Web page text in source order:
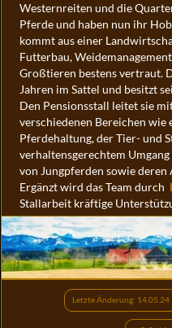
Westernreiten und die
Pferde und haben nun ihr
kommt aus einer
Futterbau,
Großtieren bestens vertraut.
Jahren im Sattel und besitzt
Den Pensionsstall leitet sie
verschiedenen Bereichen wie
Pferdehaltung, der Tier- und
verhaltensgerechtem
von Jungpferden sowie deren
Ergänzt wird das Team durch
Stallarbeit kräftige
Letzte Änderung: 14.05.24